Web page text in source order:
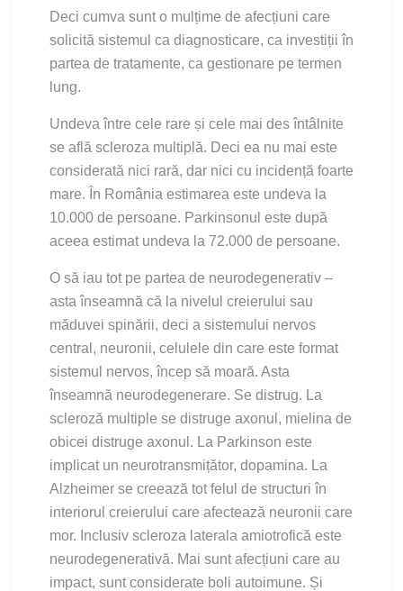
Deci cumva sunt o mulțime de afecțiuni care
solicită sistemul ca diagnosticare, ca investiții în
partea de tratamente, ca gestionare pe termen
lung.
Undeva între cele rare și cele mai des întâlnite
se află scleroza multiplă. Deci ea nu mai este
considerată nici rară, dar nici cu incidență foarte
mare. În România estimarea este undeva la
10.000 de persoane. Parkinsonul este după
aceea estimat undeva la 72.000 de persoane.
O să iau tot pe partea de neurodegenerativ –
asta înseamnă că la nivelul creierului sau
măduvei spinării, deci a sistemului nervos
central, neuronii, celulele din care este format
sistemul nervos, încep să moară. Asta
înseamnă neurodegenerare. Se distrug. La
scleroză multiple se distruge axonul, mielina de
obicei distruge axonul. La Parkinson este
implicat un neurotransmițător, dopamina. La
Alzheimer se creează tot felul de structuri în
interiorul creierului care afectează neuronii care
mor. Inclusiv scleroza laterala amiotrofică este
neurodegenerativă. Mai sunt afecțiuni care au
impact, sunt considerate boli autoimune. Și